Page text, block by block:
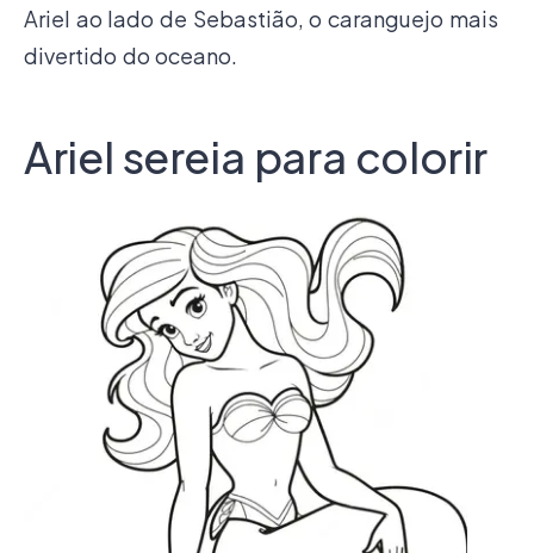
Ariel ao lado de Sebastião, o caranguejo mais
divertido do oceano.
Ariel sereia para colorir